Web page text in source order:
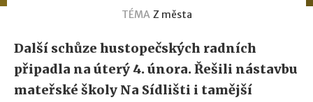
TÉMA Z města
Další schůze hustopečských radních
připadla na úterý 4. února. Řešili nástavbu
mateřské školy Na Sídlišti i tamější